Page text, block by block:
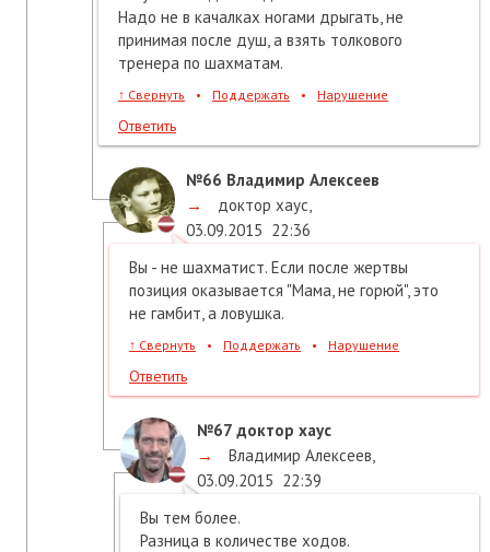
Надо не в качалках ногами дрыгать, не
принимая после душ, а взять толкового
тренера по шахматам.
↑ Свернуть • Поддержать • Нарушение
Ответить
№66 Владимир Алексеев
→
доктор хаус
03.09.2015 22:36
Вы - не шахматист. Если после жертвы
позиция оказывается "Мама, не горюй", это
не гамбит, а ловушка.
↑ Свернуть • Поддержать • Нарушение
Ответить
№67 доктор хаус
→
Владимир Алексеев
03.09.2015 22:39
Вы тем более.
Разница в количестве ходов.